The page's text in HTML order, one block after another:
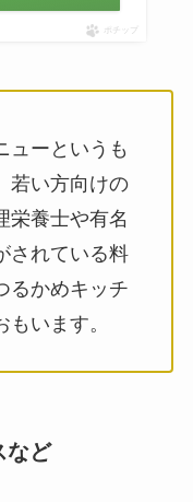
ポチップ
ューというも
若い方向けの
栄養士や有名
されている料
るかめキッチ
います。
など